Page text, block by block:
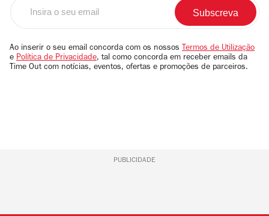
email
Ao inserir o seu email concorda com os nossos Termos de Utilização
e Política de Privacidade, tal como concorda em receber emails da
Time Out com notícias, eventos, ofertas e promoções de parceiros.
PUBLICIDADE